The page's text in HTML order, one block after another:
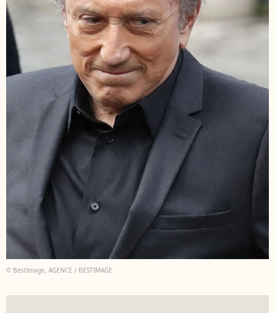
© BestImage, AGENCE / BESTIMAGE